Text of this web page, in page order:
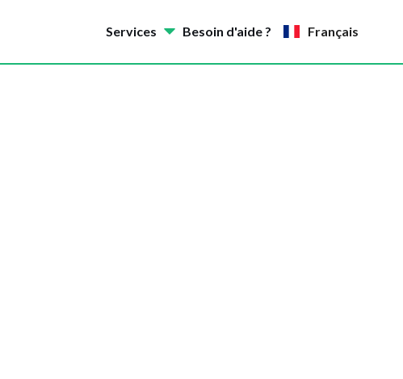
Services Besoin d'aide ? Français